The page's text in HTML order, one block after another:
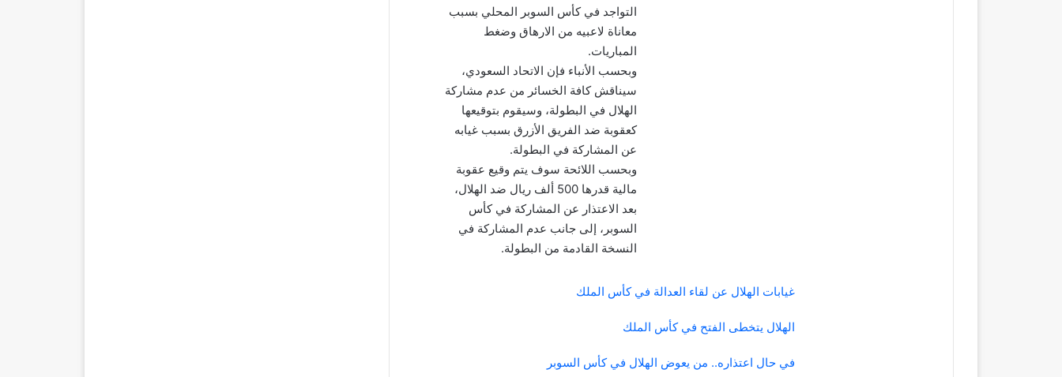
التواجد في كأس السوبر المحلي بسبب
معاناة لاعبيه من الارهاق وضغط
المباريات.
وبحسب الأنباء فإن الاتحاد السعودي،
سيناقش كافة الخسائر من عدم مشاركة
الهلال في البطولة، وسيقوم بتوقيعها
كعقوبة ضد الفريق الأزرق بسبب غيابه
عن المشاركة في البطولة.
وبحسب اللائحة سوف يتم وقيع عقوبة
مالية قدرها 500 ألف ريال ضد الهلال،
بعد الاعتذار عن المشاركة في كأس
السوبر، إلى جانب عدم المشاركة في
النسخة القادمة من البطولة.
غيابات الهلال عن لقاء العدالة في كأس الملك
الهلال يتخطى الفتح في كأس الملك
في حال اعتذاره.. من يعوض الهلال في كأس السوبر